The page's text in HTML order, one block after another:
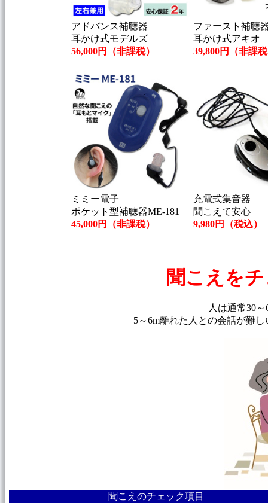
アドバンス補聴器
耳かけ式モデルズ
56,000円（非課税）
ファースト補聴
耳かけ式アキオ
39,800円（非課
ミミー電子
ポケット型補聴器ME-181
45,000円（非課税）
充電式集音器
聞こえて安心
9,980円（税込）
聞こえを
人は通常30
5～6m離れた人との会話が難
聞こえのチェック項目